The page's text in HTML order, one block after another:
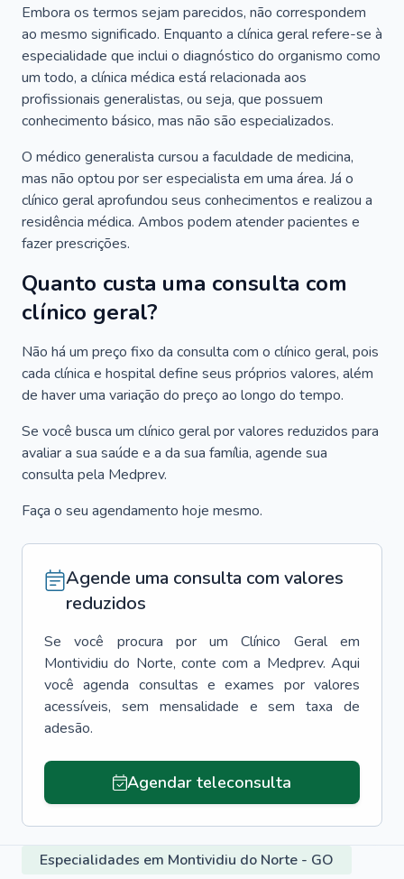
Embora os termos sejam parecidos, não correspondem
ao mesmo significado. Enquanto a clínica geral refere-se à
especialidade que inclui o diagnóstico do organismo como
um todo, a clínica médica está relacionada aos
profissionais generalistas, ou seja, que possuem
conhecimento básico, mas não são especializados.
O médico generalista cursou a faculdade de medicina,
mas não optou por ser especialista em uma área. Já o
clínico geral aprofundou seus conhecimentos e realizou a
residência médica. Ambos podem atender pacientes e
fazer prescrições.
Quanto custa uma consulta com
clínico geral?
Não há um preço fixo da consulta com o clínico geral, pois
cada clínica e hospital define seus próprios valores, além
de haver uma variação do preço ao longo do tempo.
Se você busca um clínico geral por valores reduzidos para
avaliar a sua saúde e a da sua família, agende sua
consulta pela Medprev.
Faça o seu agendamento hoje mesmo.
Agende uma consulta com valores
reduzidos
Se você procura por um Clínico Geral
em
Montividiu do Norte, conte com a Medprev. Aqui
você agenda consultas e exames por valores
acessíveis, sem mensalidade e sem taxa de
adesão.
Agendar teleconsulta
Especialidades em Montividiu do Norte - GO